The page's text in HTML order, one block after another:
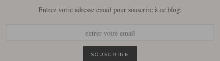
Entrez votre adresse email pour souscrire à ce blog: